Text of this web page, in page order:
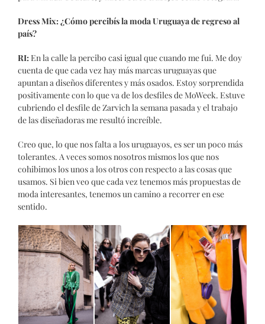
Dress Mix: ¿Cómo percibís la moda Uruguaya de regreso al
país?
RI:En la calle la percibo casi igual que cuando me fui. Me doy
cuenta de que cada vez hay más marcas uruguayas que
apuntan a diseños diferentes y más osados. Estoy sorprendida
positivamente con lo que va de los desfiles de MoWeek. Estuve
cubriendo el desfile de Zarvich la semana pasada y el trabajo
de las diseñadoras me resultó increíble.
Creo que, lo que nos falta a los uruguayos, es ser un poco más
tolerantes. A veces somos nosotros mismos los que nos
cohibimos los unos a los otros con respecto a las cosas que
usamos. Si bien veo que cada vez tenemos más propuestas de
moda interesantes, tenemos un camino a recorrer en ese
sentido.